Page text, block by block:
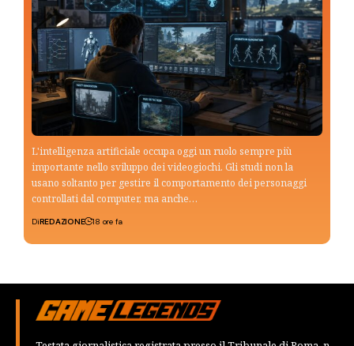
L'intelligenza artificiale occupa oggi un ruolo sempre più
importante nello sviluppo dei videogiochi. Gli studi non la
usano soltanto per gestire il comportamento dei personaggi
controllati dal computer, ma anche…
DiREDAZIONE 18 ore fa